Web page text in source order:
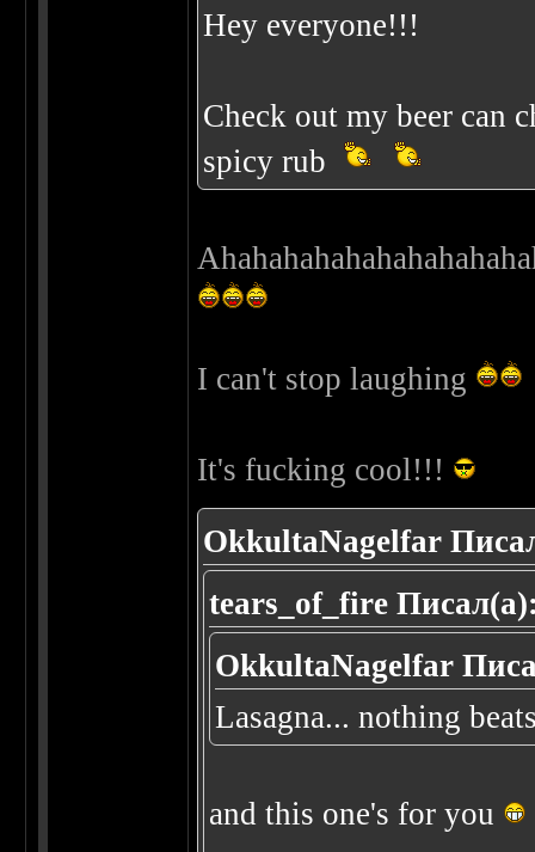
Hey everyone!!!
Check out my beer can
spicy rub
I can't stop laughing
It's fucking cool!!!
OkkultaNagelfar
tears_of_fire
OkkultaNagelfar
Lasagna... nothing
and this one's for you